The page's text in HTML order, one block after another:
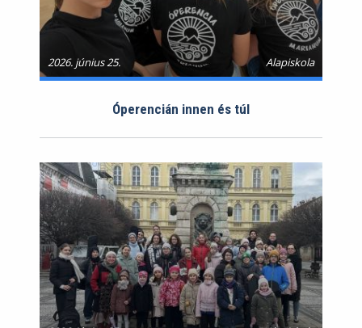
2026. június 25. Alapiskola
Óperencián innen és túl